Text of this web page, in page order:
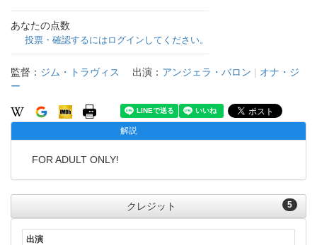
あなたの点数
投票・確認するにはログインしてください。
監督： ジム・トラヴィス 出演： アンジェラ・バロン | オナ・ジ
ー
解説
FOR ADULT ONLY!
5
クレジット
出演